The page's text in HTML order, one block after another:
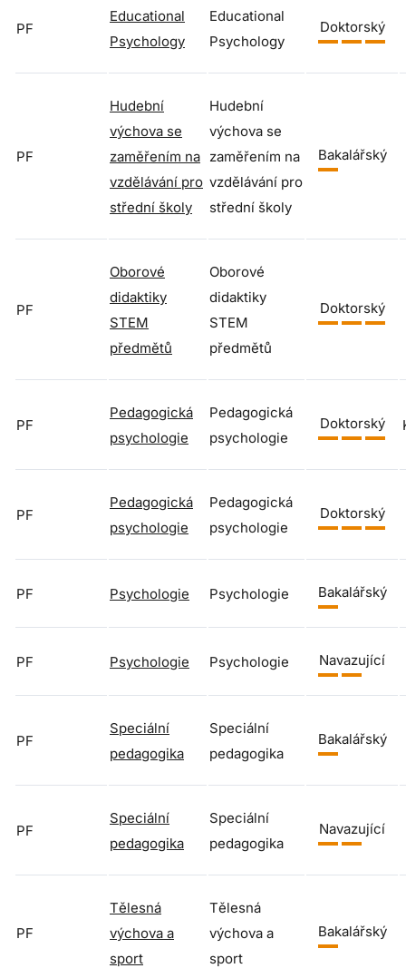
PF
Educational
Psychology
Educational
Psychology
Doktorský
PF
Hudební
výchova se
zaměřením na
vzdělávání pro
střední školy
Hudební
výchova se
zaměřením na
vzdělávání pro
střední školy
Bakalářský
PF
Oborové
didaktiky
STEM
předmětů
Oborové
didaktiky
STEM
předmětů
Doktorský
PF
Pedagogická
psychologie
Pedagogická
psychologie
Doktorský
PF
Pedagogická
psychologie
Pedagogická
psychologie
Doktorský
PF Psychologie Psychologie Bakalářský
PF Psychologie Psychologie Navazující
PF
Speciální
pedagogika
Speciální
pedagogika
Bakalářský
PF
Speciální
pedagogika
Speciální
pedagogika
Navazující
PF
Tělesná
výchova a
sport
Tělesná
výchova a
sport
Bakalářský